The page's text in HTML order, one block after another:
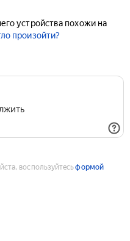
устройства похожи на
произойти?
воспользуйтесьформой